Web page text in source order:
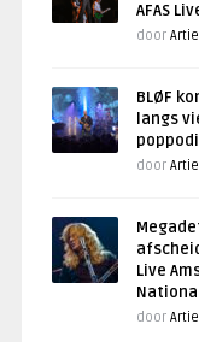
AFAS
door
BLØF
langs
door
Live
door